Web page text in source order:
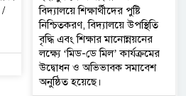
/
বিদ্যালয়ে শিক্ষার্থীদের পুষ্টি
নিশ্চিতকরণ, বিদ্যালয়ে উপস্থিতি
বৃদ্ধি এবং শিক্ষার মানোন্নয়নের
লক্ষ্যে ‘মিড-ডে মিল’ কার্যক্রমের
উদ্বোধন ও অভিভাবক সমাবেশ
অনুষ্ঠিত হয়েছে।